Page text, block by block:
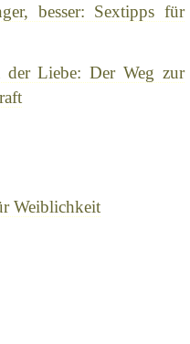
besser: Sextipps für
der Liebe: Der Weg zur
Weiblichkeit